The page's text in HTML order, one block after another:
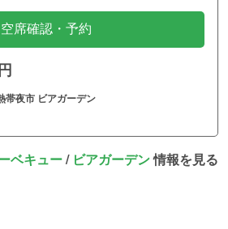
空席確認・予約
帯夜市 ビアガーデン
ベキュー/ ビアガーデン情報を見る